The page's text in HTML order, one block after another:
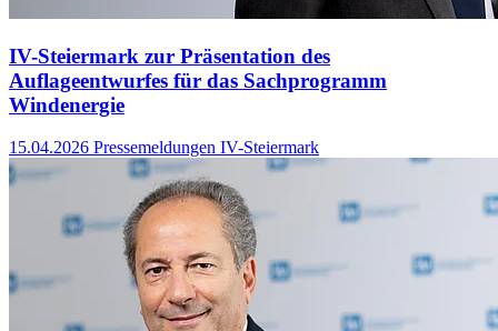
IV-Steiermark zur Präsentation des
Auflageentwurfes für das Sachprogramm
Windenergie
15.04.2026 Pressemeldungen IV-Steiermark